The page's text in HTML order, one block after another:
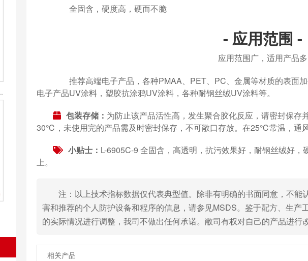
全固含，硬度高，硬而不脆
- 应用范围 -
应用范围广，适用产品多
推荐高端电子产品，各种PMAA、PET、PC、金属等材质的表面
电子产品UV涂料，塑胶抗涂鸦UV涂料，各种耐钢丝绒UV涂料等。
包装存储： 为防止该产品活性高，发生聚合胶化反应，请密封保
30℃，未使用完的产品需及时密封保存，不可敞口存放。在25℃常温，通
小贴士： L-6905C-9 全固含，高透明，抗污效果好，耐钢丝绒好
上。
注：以上技术指标数据仅代表典型值。除非有明确的书面同意，不
害和推荐的个人防护设备和程序的信息，请参见MSDS。鉴于配方、生
的实际情况进行调整，我司不做出任何承诺。敝司有权对自己的产品进
相关产品